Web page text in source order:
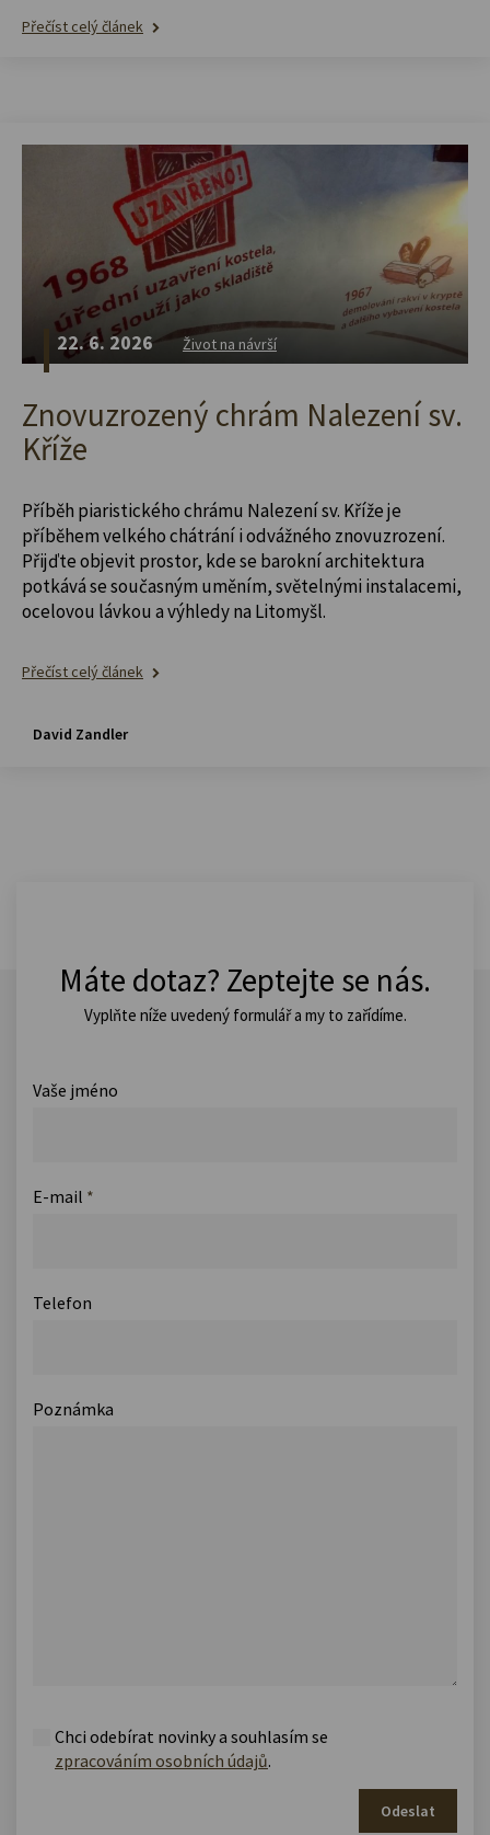
Přečíst celý článek
22. 6. 2026 Život na návrší
Znovuzrozený chrám Nalezení sv.
Kříže
Příběh piaristického chrámu Nalezení sv. Kříže je
příběhem velkého chátrání i odvážného znovuzrození.
Přijďte objevit prostor, kde se barokní architektura
potkává se současným uměním, světelnými instalacemi,
ocelovou lávkou a výhledy na Litomyšl.
Přečíst celý článek
David Zandler
Máte dotaz? Zeptejte se nás.
Vyplňte níže uvedený formulář a my to zařídíme.
Vaše jméno
E-mail *
Telefon
Poznámka
Chci odebírat novinky a souhlasím se
zpracováním osobních údajů.
Odeslat